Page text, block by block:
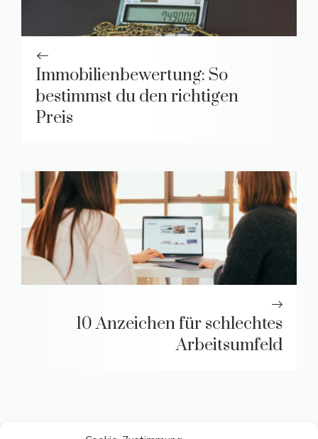
Immobilienbewertung: So
bestimmst du den richtigen
Preis
10 Anzeichen für schlechtes
Arbeitsumfeld